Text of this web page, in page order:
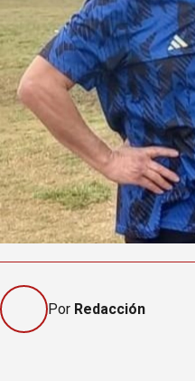
Por Redacción